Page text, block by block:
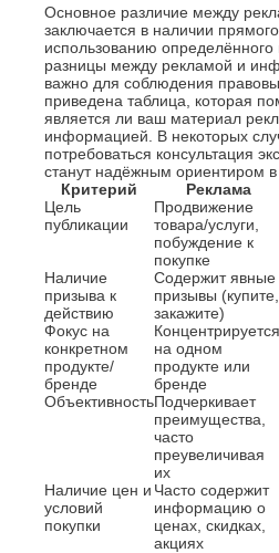
Г
Геленджик
Грозный
Д
Дербент
Джанкой
Дзержинск
Димитровград
Е
Екатеринбург
Елец
Ессентуки
Ж
Жуковский
И
Иваново
Петрозаводск
Подольск
Псков
Пушкино
Пятигорск
Р
Ростов-
на-
Дону
Рыбинск
С
Салават
Самара
Санкт-
Петербург
Саранск
Посад
Серпухов
Симферополь
Основное различие между
заключается в наличии
использованию
разницы между рекламой и
важно для соблюдения
приведена таблица, которая
является ли ваш материал
информацией. В некоторых
потребоваться консультация
станут надёжным ориентиром в
Критерий
Реклама
Цель
публикации
Продвижение
товара/услуги,
побуждение к
покупке
Наличие
призыва к
действию
Содержит явные
призывы (купите,
закажите)
Фокус на
конкретном
продукте/
бренде
Концентрируется
на одном
продукте или
бренде
ОбъективностьПодчеркивает
преимущества,
часто
преувеличивая
их
Наличие цен и
условий
покупки
Часто содержит
информацию о
ценах, скидках,
акциях